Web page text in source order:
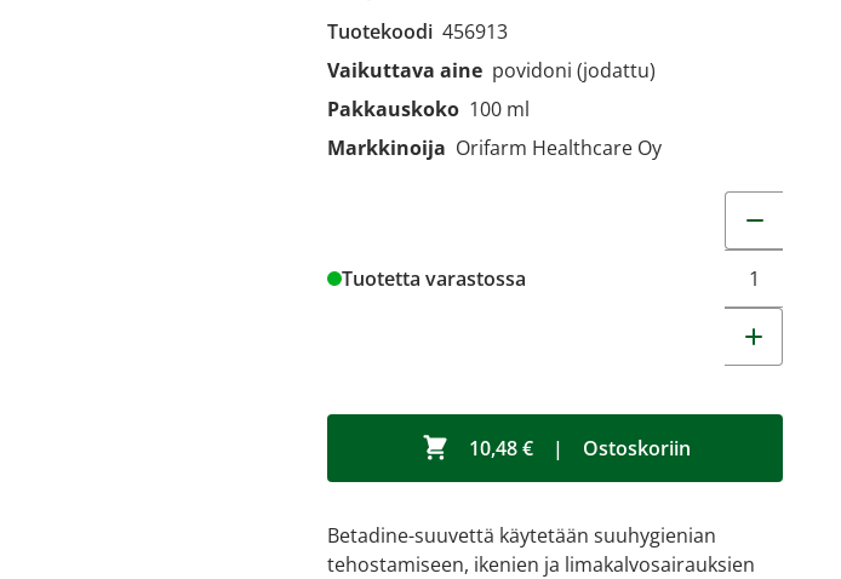
Tuotekoodi 456913
Vaikuttava aine povidoni (jodattu)
Pakkauskoko 100 ml
Markkinoija Orifarm Healthcare Oy
Tuotetta varastossa
10,48 € | Ostoskoriin
Betadine-suuvettä käytetään suuhygienian
tehostamiseen, ikenien ja limakalvosairauksien